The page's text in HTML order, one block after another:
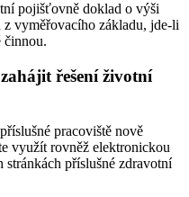
pojišťovně doklad o výši
vyměřovacího základu, jde-li
činnou.
řešení životní
pracoviště nově
využít rovněž elektronickou
příslušné zdravotní